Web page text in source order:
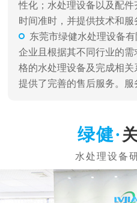
性化；水处理设备以及配
时间准时，并提供技术和服
东莞市绿健水处理设备
企业且根据其不同行业的
格的水处理设备及完成相
提供了完善的售后服务。服